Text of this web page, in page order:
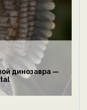
динозавра —